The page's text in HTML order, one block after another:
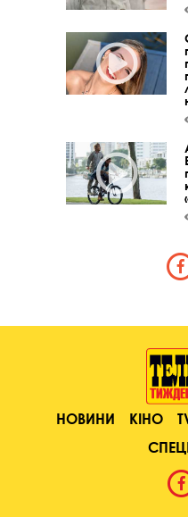
НОВИНИ КІНО